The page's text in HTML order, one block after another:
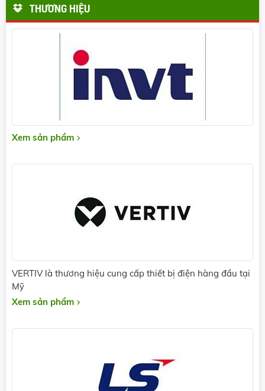
THƯƠNG HIỆU
Xem sản phẩm
VERTIV là thương hiệu cung cấp thiết bị điện hàng đầu tại
Mỹ
Xem sản phẩm